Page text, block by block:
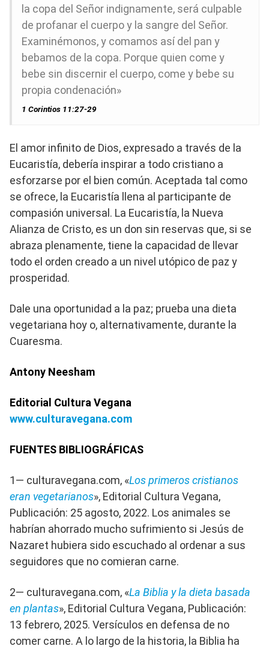
la copa del Señor indignamente, será culpable
de profanar el cuerpo y la sangre del Señor.
Examinémonos, y comamos así del pan y
bebamos de la copa. Porque quien come y
bebe sin discernir el cuerpo, come y bebe su
propia condenación»
1 Corintios 11:27-29
El amor infinito de Dios, expresado a través de la
Eucaristía, debería inspirar a todo cristiano a
esforzarse por el bien común. Aceptada tal como
se ofrece, la Eucaristía llena al participante de
compasión universal. La Eucaristía, la Nueva
Alianza de Cristo, es un don sin reservas que, si se
abraza plenamente, tiene la capacidad de llevar
todo el orden creado a un nivel utópico de paz y
prosperidad.
Dale una oportunidad a la paz; prueba una dieta
vegetariana hoy o, alternativamente, durante la
Cuaresma.
Antony Neesham
Editorial Cultura Vegana
www.culturavegana.com
FUENTES BIBLIOGRÁFICAS
1— culturavegana.com, «Los primeros cristianos
eran vegetarianos», Editorial Cultura Vegana,
Publicación: 25 agosto, 2022. Los animales se
habrían ahorrado mucho sufrimiento si Jesús de
Nazaret hubiera sido escuchado al ordenar a sus
seguidores que no comieran carne.
2— culturavegana.com, «La Biblia y la dieta basada
en plantas», Editorial Cultura Vegana, Publicación:
13 febrero, 2025. Versículos en defensa de no
comer carne. A lo largo de la historia, la Biblia ha